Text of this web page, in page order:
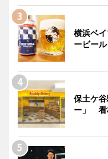
横浜ベ
ービール
保土ケ
ー」 看